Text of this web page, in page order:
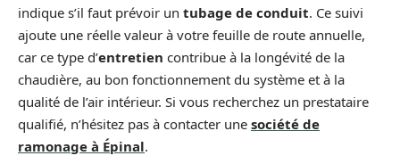
indique s’il faut prévoir un tubage de conduit. Ce suivi
ajoute une réelle valeur à votre feuille de route annuelle,
car ce type d’entretien contribue à la longévité de la
chaudière, au bon fonctionnement du système et à la
qualité de l’air intérieur. Si vous recherchez un prestataire
qualifié, n’hésitez pas à contacter une société de
ramonage à Épinal.